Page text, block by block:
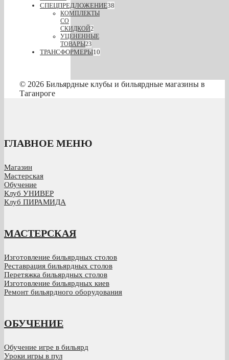
СПЕЦПРЕДЛОЖЕНИЕ38
КОМПЛЕКТЫ
СО
СКИДКОЙ2
УЦЕНЕННЫЕ
ТОВАРЫ23
ТРАНСФОРМЕРЫ10
© 2026 Бильярдные клубы и бильярдные магазины в
Таганроге
ГЛАВНОЕ МЕНЮ
Магазин
Мастерская
Обучение
Клуб УНИВЕР
Клуб ПИРАМИДА
МАСТЕРСКАЯ
Изготовление бильярдных столов
Реставрация бильярдных столов
Перетяжка бильярдных столов
Изготовление бильярдных киев
Ремонт бильярдного оборудования
ОБУЧЕНИЕ
Обучение игре в бильярд
Уроки игры в пул